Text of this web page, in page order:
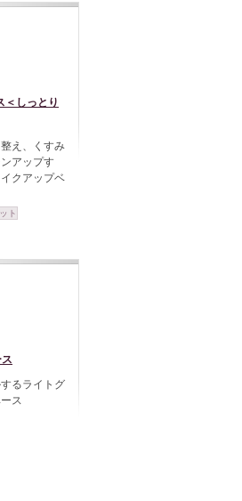
しっとり
え、くすみ
アップす
クアップベ
ト
るライトグ
ス